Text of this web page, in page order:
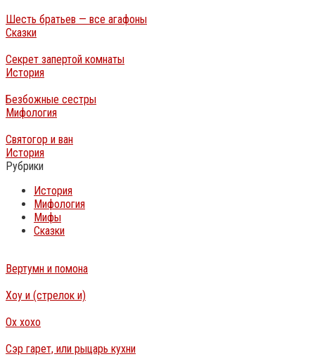
Шесть братьев — все агафоны
Сказки
Секрет запертой комнаты
История
Безбожные сестры
Мифология
Святогор и ван
История
Рубрики
История
Мифология
Мифы
Сказки
Вертумн и помона
Хоу и (стрелок и)
Ох хохо
Сэр гарет, или рыцарь кухни